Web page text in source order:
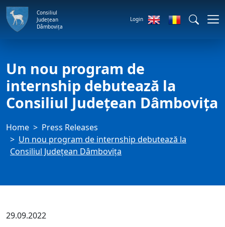
Consiliul
Județean
Dâmbovița
Login
Un nou program de
internship debutează la
Consiliul Județean Dâmbovița
Home
Press Releases
Un nou program de internship debutează la
Consiliul Județean Dâmbovița
29.09.2022